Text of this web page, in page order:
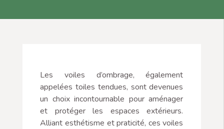
Les voiles d’ombrage, également
appelées toiles tendues, sont devenues
un choix incontournable pour aménager
et protéger les espaces extérieurs.
Alliant esthétisme et praticité, ces voiles